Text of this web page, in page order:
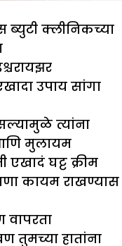
ब्युटी क्लीनिकच्या
झर
उपाय सांगा
त्यांना
मुलायम
एखादं घट्ट क्रीम
कायम राखण्यास
वापरता
तुमच्या हातांना